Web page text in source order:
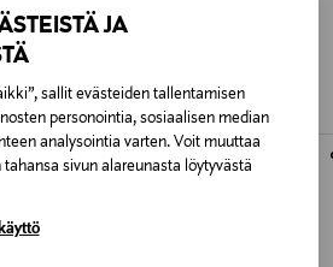
JA
sallit evästeiden tallentamisen
personointia, sosiaalisen median
analysointia varten. Voit muuttaa
sivun alareunasta löytyvästä